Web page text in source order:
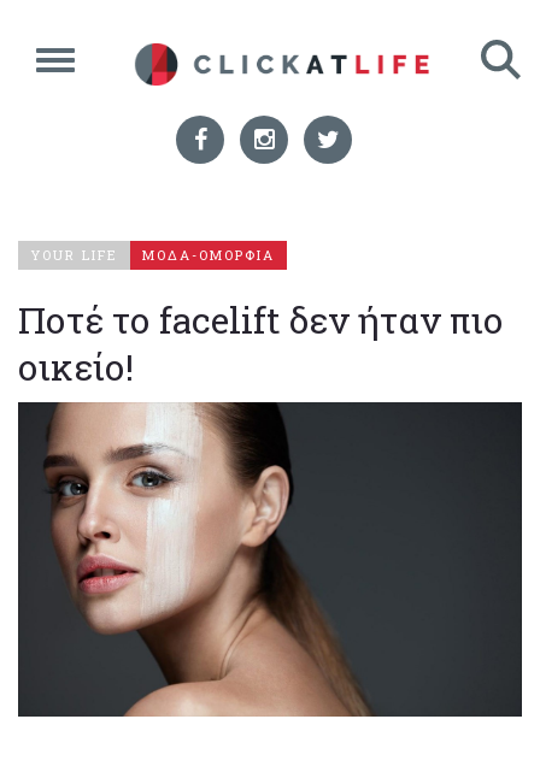
YOUR LIFE ΜΟΔΑ-ΟΜΟΡΦΙΑ
Ποτέ το facelift δεν ήταν πιο
οικείο!